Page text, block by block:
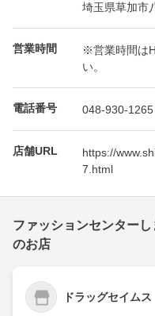
埼玉県草加市
営業時間
※営業時間は
い。
電話番号 048-930-1265
店舗URL
https://
7.html
ファッションセンター
のお店
ドラッグセイム